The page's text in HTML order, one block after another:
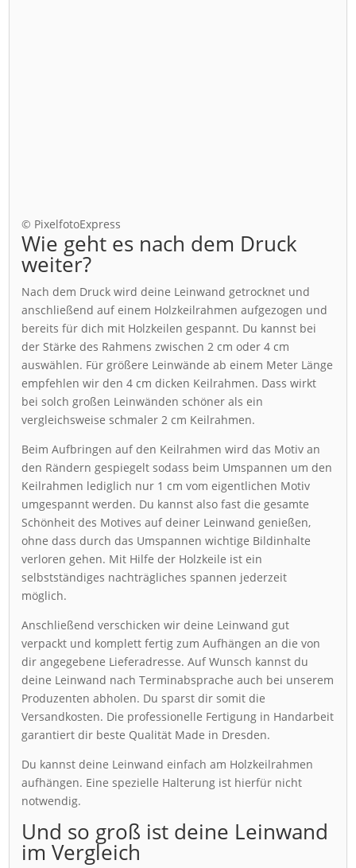
© PixelfotoExpress
Wie geht es nach dem Druck
weiter?
Nach dem Druck wird deine Leinwand getrocknet und
anschließend auf einem Holzkeilrahmen aufgezogen und
bereits für dich mit Holzkeilen gespannt. Du kannst bei
der Stärke des Rahmens zwischen 2 cm oder 4 cm
auswählen. Für größere Leinwände ab einem Meter Länge
empfehlen wir den 4 cm dicken Keilrahmen. Dass wirkt
bei solch großen Leinwänden schöner als ein
vergleichsweise schmaler 2 cm Keilrahmen.
Beim Aufbringen auf den Keilrahmen wird das Motiv an
den Rändern gespiegelt sodass beim Umspannen um den
Keilrahmen lediglich nur 1 cm vom eigentlichen Motiv
umgespannt werden. Du kannst also fast die gesamte
Schönheit des Motives auf deiner Leinwand genießen,
ohne dass durch das Umspannen wichtige Bildinhalte
verloren gehen. Mit Hilfe der Holzkeile ist ein
selbstständiges nachträgliches spannen jederzeit
möglich.
Anschließend verschicken wir deine Leinwand gut
verpackt und komplett fertig zum Aufhängen an die von
dir angegebene Lieferadresse. Auf Wunsch kannst du
deine Leinwand nach Terminabsprache auch bei unserem
Produzenten abholen. Du sparst dir somit die
Versandkosten. Die professionelle Fertigung in Handarbeit
garantiert dir beste Qualität Made in Dresden.
Du kannst deine Leinwand einfach am Holzkeilrahmen
aufhängen. Eine spezielle Halterung ist hierfür nicht
notwendig.
Und so groß ist deine Leinwand
im Vergleich